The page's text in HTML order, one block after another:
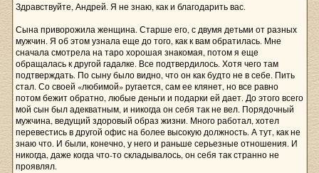
Здравствуйте, Андрей. Я не знаю, как и благодарить вас.
Сына приворожила женщина. Старше его, с двумя детьми от разных
мужчин. Я об этом узнала еще до того, как к вам обратилась. Мне
сначала смотрела на таро хорошая знакомая, потом я еще
обращалась к другой гадалке. Все подтвердилось. Хотя чего там
подтверждать. По сыну было видно, что он как будто не в себе. Пить
стал. Со своей «любимой» ругается, сам ее клянет, но все равно
потом бежит обратно, любые деньги и подарки ей дает. До этого всего
мой сын был адекватным, и никогда он себя так не вел. Порядочный
мужчина, ведущий здоровый образ жизни. Много работал, хотел
перевестись в другой офис на более высокую должность. А тут, как не
знаю что. И были, конечно, у него и раньше серьезные отношения. И
никогда, даже когда что-то складывалось, он себя так странно не
проявлял.